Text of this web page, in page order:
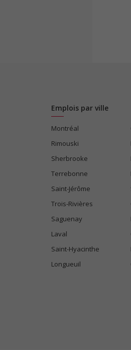
Emplois par ville
Montréal
Rimouski
Sherbrooke
Terrebonne
Saint-Jérôme
Trois-Rivières
Saguenay
Laval
Saint-Hyacinthe
Longueuil